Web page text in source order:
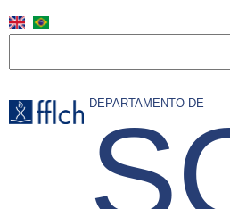
para
principal
DEPARTAMENTO DE